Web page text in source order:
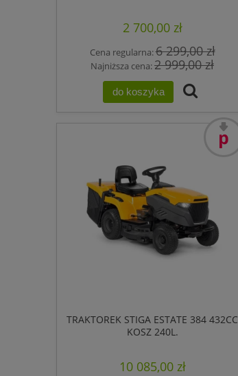
2 700,00 zł
Cena regularna:6 299,00 zł
Najniższa cena:2 999,00 zł
do koszyka
TRAKTOREK STIGA ESTATE 384 432CC
KOSZ 240L.
10 085,00 zł